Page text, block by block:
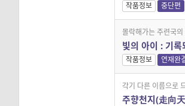
작품정보 중단편
몰락해가는 주련국
빛의 아이 : 기록
작품정보 연재완
각기 다른 이름으로
주향천지(走向